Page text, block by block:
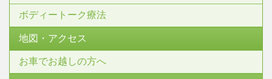
ボディートーク療法
地図・アクセス
お車でお越しの方へ